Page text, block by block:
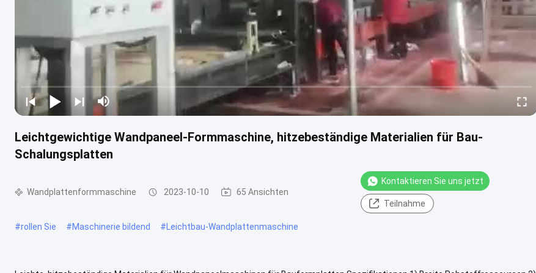
Leichtgewichtige Wandpaneel-Formmaschine, hitzebeständige Materialien für Bau-
Schalungsplatten
Wandplattenformmaschine 2023-10-10 65 Ansichten
Kontaktieren Sie uns jetzt
Teilnahme
#rollen Sie #Maschinerie bildend #Leichtbau-Wandplattenmaschine